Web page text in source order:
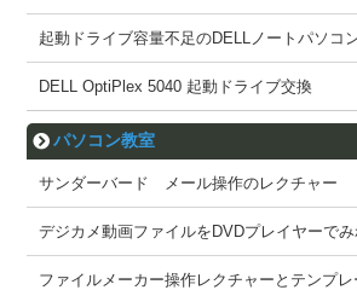
起動ドライブ容量不足のDELLノートパソコ
DELL OptiPlex 5040 起動ドライブ交換
パソコン教室
サンダーバード メール操作のレクチャー
デジカメ動画ファイルをDVDプレイヤーでみ
ファイルメーカー操作レクチャーとテンプレ